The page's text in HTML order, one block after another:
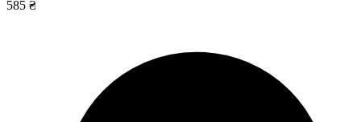
585 ₴